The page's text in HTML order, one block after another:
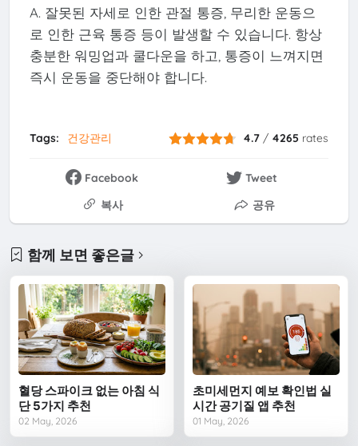
A. 잘못된 자세로 인한 관절 통증, 무리한 운동으
로 인한 근육 통증 등이 발생할 수 있습니다. 항상
충분한 워밍업과 쿨다운을 하고, 통증이 느껴지면
즉시 운동을 중단해야 합니다.
Tags: 건강관리 4.7 / 4265 rates
Facebook
Tweet
복사
공유
함께 보면 좋은글
혈당 스파이크 없는 아침 식
단 5가지 추천
02 May, 2026
초미세먼지 예보 확인법 실
시간 공기질 앱 추천
01 May, 2026